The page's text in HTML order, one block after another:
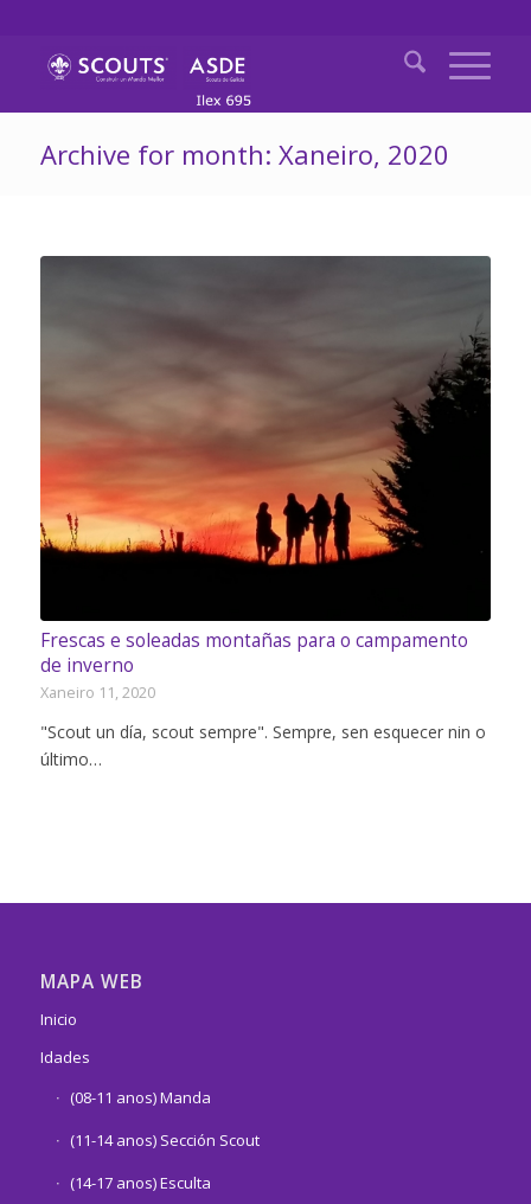
Archive for month: Xaneiro, 2020
Frescas e soleadas montañas para o campamento
de inverno
Xaneiro 11, 2020
"Scout un día, scout sempre". Sempre, sen esquecer nin o
último…
MAPA WEB
Inicio
Idades
(08-11 anos) Manda
(11-14 anos) Sección Scout
(14-17 anos) Esculta